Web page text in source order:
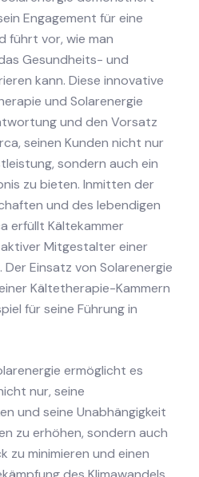
Engagement für eine
führt vor, wie man
Gesundheits- und
kann. Diese innovative
und Solarenergie
und den Vorsatz
seinen Kunden nicht nur
sondern auch ein
zu bieten. Inmitten der
und des lebendigen
erfüllt Kältekammer
Mitgestalter einer
Einsatz von Solarenergie
Kältetherapie-Kammern
für seine Führung in
ermöglicht es
nur, seine
und seine Unabhängigkeit
zu erhöhen, sondern auch
zu minimieren und einen